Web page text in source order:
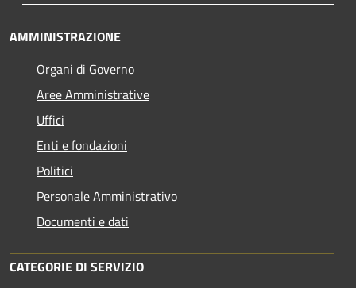
AMMINISTRAZIONE
Organi di Governo
Aree Amministrative
Uffici
Enti e fondazioni
Politici
Personale Amministrativo
Documenti e dati
CATEGORIE DI SERVIZIO